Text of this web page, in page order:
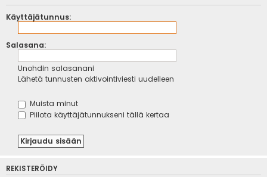
Käyttäjätunnus:
Salasana:
Unohdin salasanani
Lähetä tunnusten aktivointiviesti uudelleen
Muista minut
Piilota käyttäjätunnukseni tällä kertaa
REKISTERÖIDY